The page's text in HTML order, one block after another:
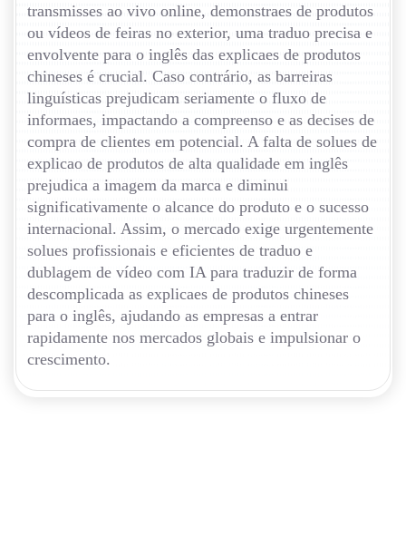
transmisses ao vivo online, demonstraes de produtos
ou vídeos de feiras no exterior, uma traduo precisa e
envolvente para o inglês das explicaes de produtos
chineses é crucial. Caso contrário, as barreiras
linguísticas prejudicam seriamente o fluxo de
informaes, impactando a compreenso e as decises de
compra de clientes em potencial. A falta de solues de
explicao de produtos de alta qualidade em inglês
prejudica a imagem da marca e diminui
significativamente o alcance do produto e o sucesso
internacional. Assim, o mercado exige urgentemente
solues profissionais e eficientes de traduo e
dublagem de vídeo com IA para traduzir de forma
descomplicada as explicaes de produtos chineses
para o inglês, ajudando as empresas a entrar
rapidamente nos mercados globais e impulsionar o
crescimento.